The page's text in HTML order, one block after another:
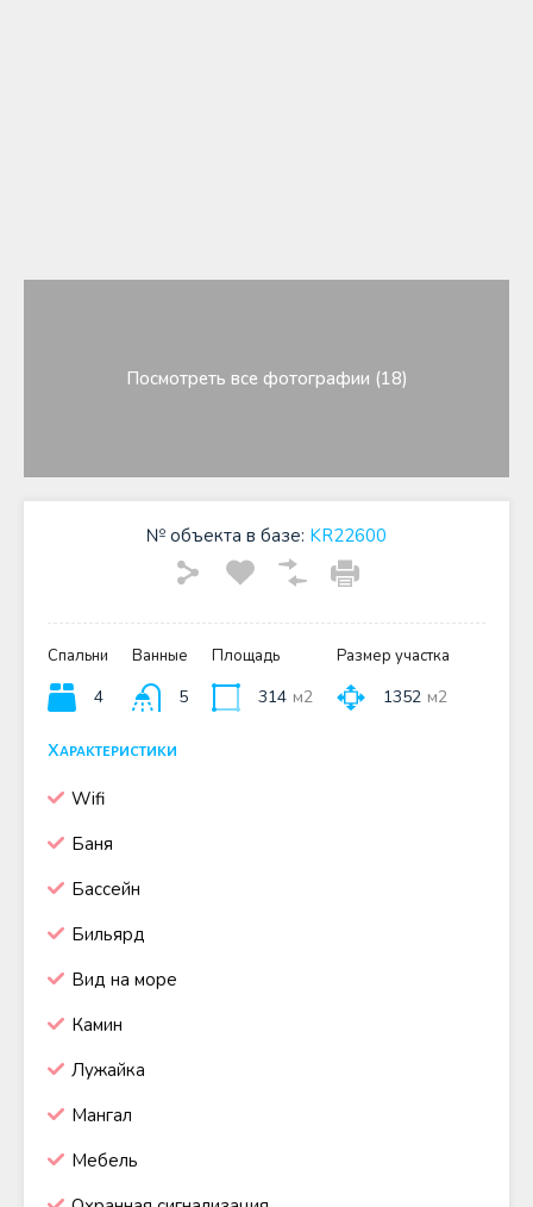
Посмотреть все фотографии (18)
№ объекта в базе: KR22600
Спальни
4
Ванные
5
Площадь
314 м2
Размер участка
1352 м2
Характеристики
Wifi
Баня
Бассейн
Бильярд
Вид на море
Камин
Лужайка
Мангал
Мебель